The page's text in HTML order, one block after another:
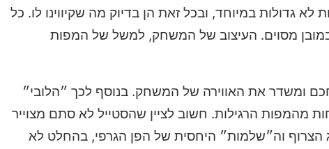
גדולות במיוחד, ובכל זאת הן בדיוק מה שקיווינו לו. כל
מסוים. העיצוב של המשחק, למשל של המפות
ומשדר את האווירה של המשחק. בנוסף לכך ״הלובי״
מהמפות הרגילות. חשוב לציין שהסטייל לא סתם מצוייר
הצרוף וה״שלמות״ היחסית של הפן הגרפי, בהחלט לא